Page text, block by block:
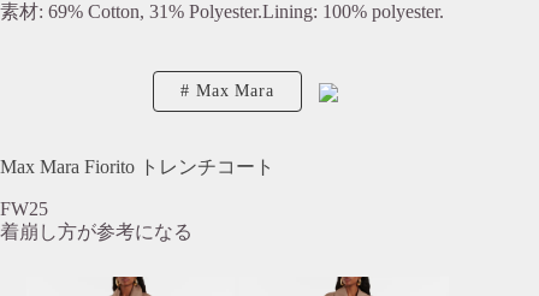
素材: 69% Cotton, 31% Polyester.Lining: 100% polyester.
Max Mara
Max Mara Fiorito トレンチコート
FW25
着崩し方が参考になる